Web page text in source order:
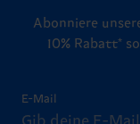
Abonniere
10% Rabatt*
E-Mail